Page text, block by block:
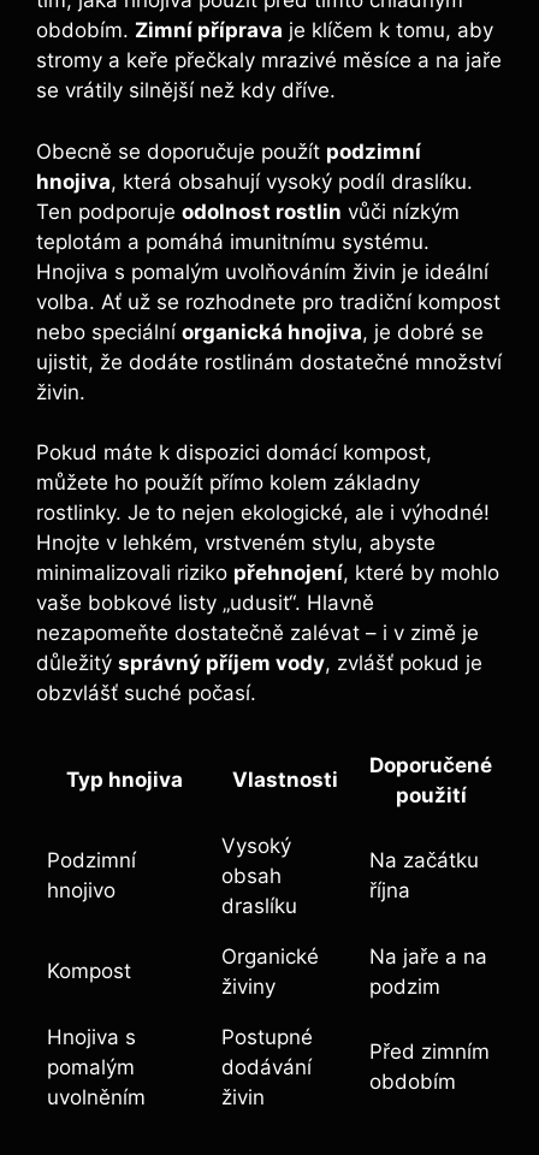
obdobím.⁤ Zimní ‍příprava ⁤je klíčem k ⁣tomu, aby⁤
stromy a keře přečkaly mrazivé měsíce a na ‍jaře
se vrátily silnější než kdy dříve.
Obecně se doporučuje použít podzimní
hnojiva, ​která obsahují vysoký podíl draslíku.
Ten podporuje odolnost rostlin vůči nízkým
teplotám a pomáhá imunitnímu systému.
Hnojiva s⁤ pomalým uvolňováním živin je ideální
volba. Ať už se‌ rozhodnete pro tradiční ⁤kompost
nebo speciální organická ⁢hnojiva, je dobré se
ujistit, že dodáte ⁣rostlinám dostatečné množství⁤
živin.
Pokud máte ‍k dispozici domácí kompost,
můžete ⁣ho⁣ použít přímo kolem základny
⁢rostlinky. Je to nejen ekologické,‌ ale i výhodné!
Hnojte v‌ lehkém, vrstveném ⁤stylu, abyste
minimalizovali‍ riziko přehnojení, které by⁤ mohlo
vaše bobkové listy „udusit“. Hlavně
nezapomeňte dostatečně zalévat – i v zimě je
důležitý správný příjem vody, zvlášť pokud je
obzvlášť suché počasí.
Typ hnojiva Vlastnosti
Doporučené
použití
Podzimní
hnojivo
Vysoký
obsah
draslíku
Na začátku
října
Kompost
Organické
živiny
Na jaře a na
podzim
Hnojiva​ s
pomalým
uvolněním
Postupné
dodávání
živin
Před ​zimním
obdobím